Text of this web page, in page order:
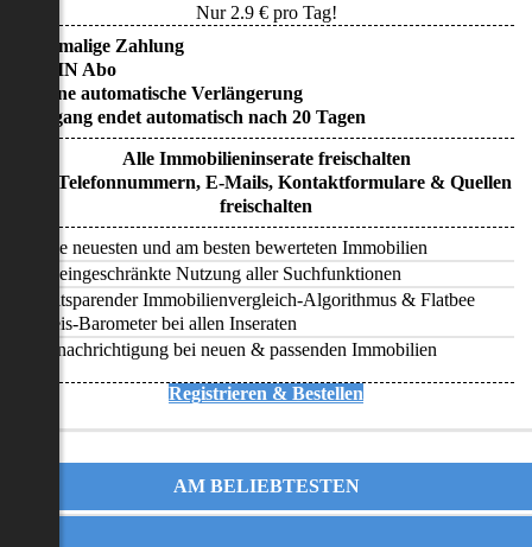
Nur 2.9€ pro Tag!
• Einmalige Zahlung
• KEIN Abo
• Keine automatische Verlängerung
• Zugang endet automatisch nach 20 Tagen
Alle Immobilieninserate freischalten
Alle Telefonnummern, E-Mails, Kontaktformulare & Quellen
freischalten
Alle neuesten und am besten bewerteten Immobilien
Uneingeschränkte Nutzung aller Suchfunktionen
Zeitsparender Immobilienvergleich-Algorithmus & Flatbee
Preis-Barometer bei allen Inseraten
Benachrichtigung bei neuen & passenden Immobilien
Registrieren & Bestellen
AM BELIEBTESTEN